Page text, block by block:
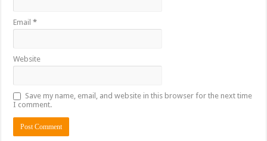
Email*
Website
Save my name, email, and website in this browser for the next time
I comment.